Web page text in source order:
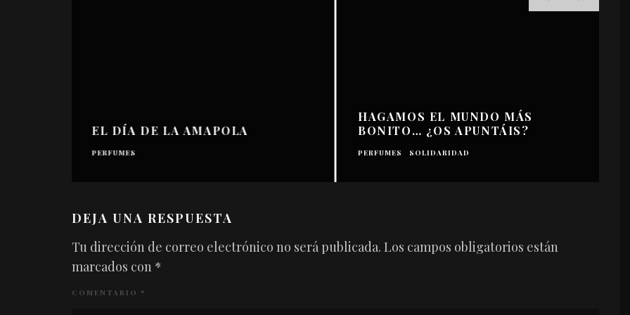
EL DÍA DE LA AMAPOLA
PERFUMES
HAGAMOS EL MUNDO MÁS
BONITO… ¿OS APUNTÁIS?
PERFUMES SOLIDARIDAD
DEJA UNA RESPUESTA
Tu dirección de correo electrónico no será publicada. Los campos obligatorios están
marcados con *
COMENTARIO *